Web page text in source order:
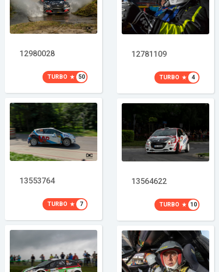
12781109
TURBO 4
13564622
TURBO 10
12980028
TURBO 50
13553764
TURBO 7